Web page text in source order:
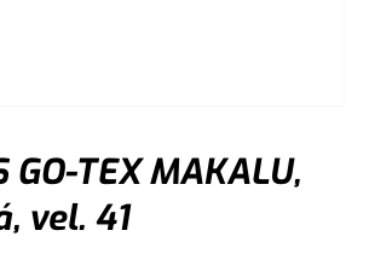
GO-TEX MAKALU,
vel. 41